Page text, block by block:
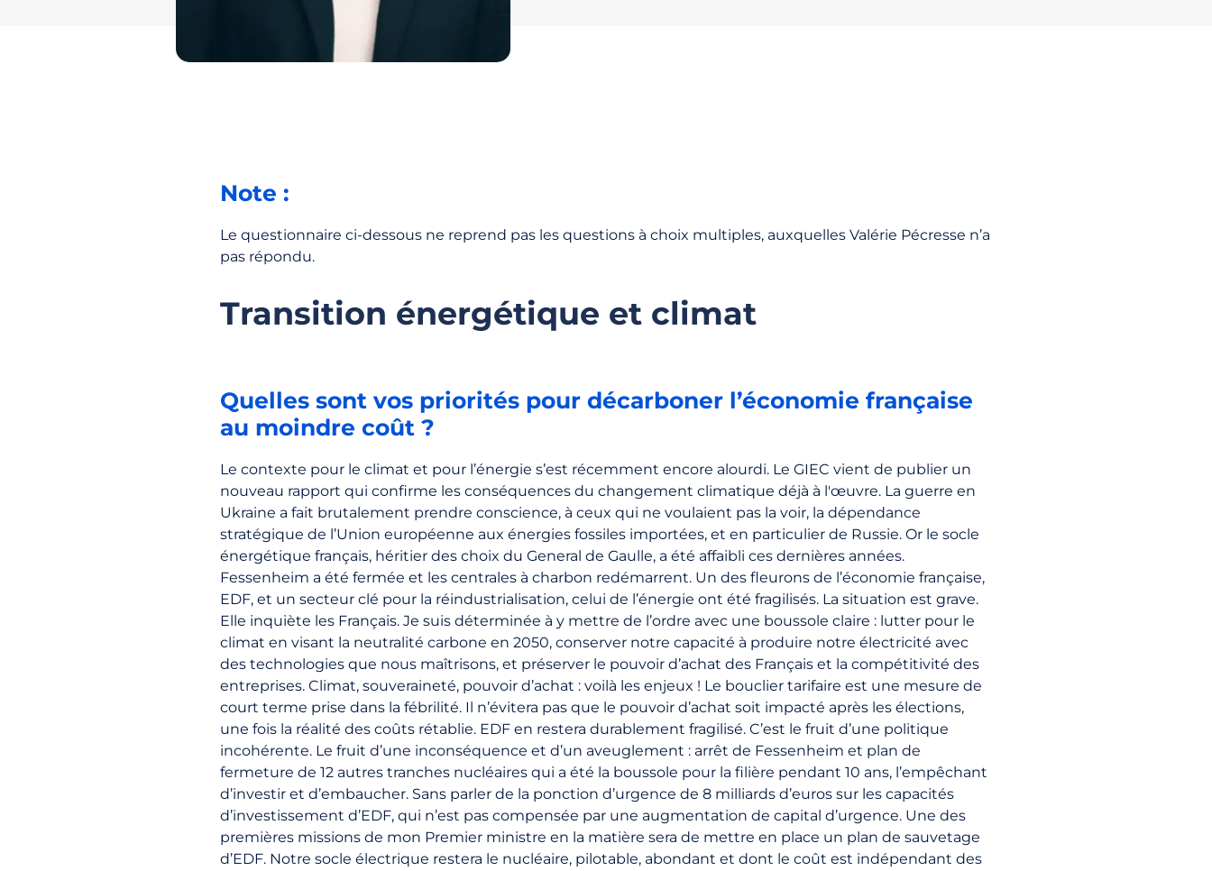
Note :
Le questionnaire ci-dessous ne reprend pas les questions à choix multiples, auxquelles Valérie Pécresse n’a
pas répondu.
Transition énergétique et climat
Quelles sont vos priorités pour décarboner l’économie française
au moindre coût ?
Le contexte pour le climat et pour l’énergie s’est récemment encore alourdi. Le GIEC vient de publier un
nouveau rapport qui confirme les conséquences du changement climatique déjà à l'œuvre. La guerre en
Ukraine a fait brutalement prendre conscience, à ceux qui ne voulaient pas la voir, la dépendance
stratégique de l’Union européenne aux énergies fossiles importées, et en particulier de Russie. Or le socle
énergétique français, héritier des choix du General de Gaulle, a été affaibli ces dernières années.
Fessenheim a été fermée et les centrales à charbon redémarrent. Un des fleurons de l’économie française,
EDF, et un secteur clé pour la réindustrialisation, celui de l’énergie ont été fragilisés. La situation est grave.
Elle inquiète les Français. Je suis déterminée à y mettre de l’ordre avec une boussole claire : lutter pour le
climat en visant la neutralité carbone en 2050, conserver notre capacité à produire notre électricité avec
des technologies que nous maîtrisons, et préserver le pouvoir d’achat des Français et la compétitivité des
entreprises. Climat, souveraineté, pouvoir d’achat : voilà les enjeux ! Le bouclier tarifaire est une mesure de
court terme prise dans la fébrilité. Il n’évitera pas que le pouvoir d’achat soit impacté après les élections,
une fois la réalité des coûts rétablie. EDF en restera durablement fragilisé. C’est le fruit d’une politique
incohérente. Le fruit d’une inconséquence et d’un aveuglement : arrêt de Fessenheim et plan de
fermeture de 12 autres tranches nucléaires qui a été la boussole pour la filière pendant 10 ans, l’empêchant
d’investir et d’embaucher. Sans parler de la ponction d’urgence de 8 milliards d’euros sur les capacités
d’investissement d’EDF, qui n’est pas compensée par une augmentation de capital d’urgence. Une des
premières missions de mon Premier ministre en la matière sera de mettre en place un plan de sauvetage
d’EDF. Notre socle électrique restera le nucléaire, pilotable, abondant et dont le coût est indépendant des